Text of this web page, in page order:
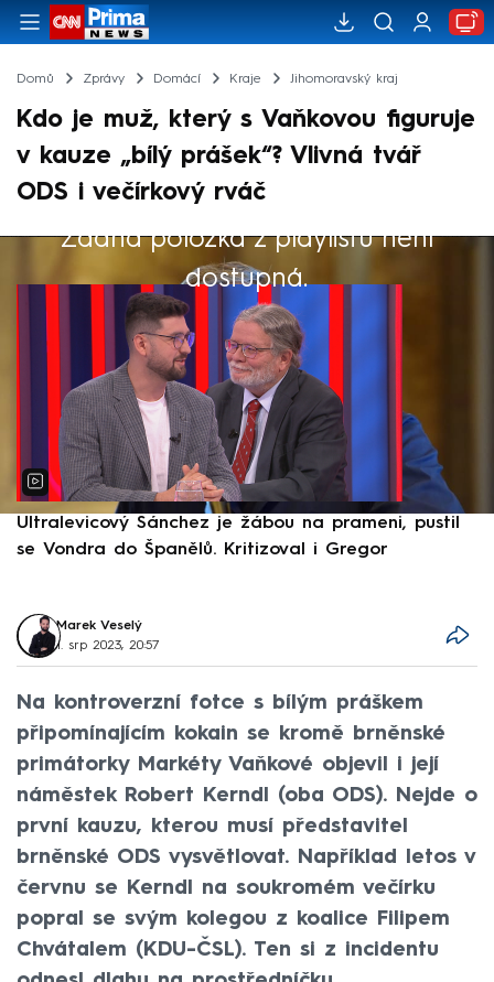
Domů Zprávy Domácí Kraje Jihomoravský kraj
Kdo je muž, který s Vaňkovou figuruje
v kauze „bílý prášek“? Vlivná tvář
ODS i večírkový rváč
Žádná položka z playlistu není
dostupná.
Výběr redakce
Ultralevicový Sánchez je žábou na prameni, pustil
se Vondra do Španělů. Kritizoval i Gregor
Marek Veselý
1. srp 2023, 20:57
Na kontroverzní fotce s bílým práškem
připomínajícím kokain se kromě brněnské
primátorky Markéty Vaňkové objevil i její
náměstek Robert Kerndl (oba ODS). Nejde o
první kauzu, kterou musí představitel
brněnské ODS vysvětlovat. Například letos v
červnu se Kerndl na soukromém večírku
popral se svým kolegou z koalice Filipem
Chvátalem (KDU-ČSL). Ten si z incidentu